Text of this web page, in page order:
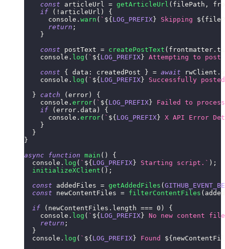
const articleUrl = getArticleUrl ( filePath ,
if
( ! articleUrl )
{
console . warn ( ` ${ LOG_PREFIX } Skipping ${
return ;
}
const postText = createPostText ( frontmatter .
console . log ( ` ${ LOG_PREFIX } Attempting to
const
{ data : createdPost } = await rwClient .
console . log ( ` ${ LOG_PREFIX } Successfully
}
catch ( error )
{
console . error( ` ${ LOG_PREFIX } Failed to
if
( error . data )
{
console . error( ` ${ LOG_PREFIX } X API Error
}
}
}
async
function main ( )
{
console . log ( ` ${ LOG_PREFIX } Starting script. ` ) ;
initializeXClient ( ) ;
const addedFiles = getAddedFiles (
const newContentFiles = filterContentFiles (
if
( newContentFiles . length === 0 )
{
console . log ( ` ${ LOG_PREFIX } No new content
return ;
}
console . log ( ` ${ LOG_PREFIX } Found ${